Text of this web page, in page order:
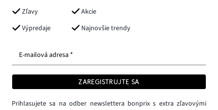
Zľavy
Akcie
Výpredaje
Najnovšie trendy
E-mailová adresa *
ZAREGISTRUJTE SA
Prihlasujete sa na odber newslettera bonprix s extra zľavovými